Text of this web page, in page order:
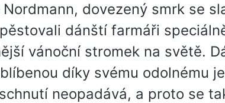
dovezený smrk se
dánští farmáři
vánoční stromek na světě.
díky svému odolnému
neopadává, a proto se